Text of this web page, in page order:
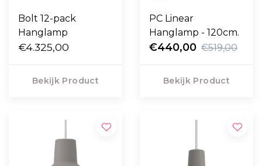
Bolt 12-pack
Hanglamp
€4.325,00
Bekijk Product
PC Linear
Hanglamp - 120cm.
€440,00 €519,00
Bekijk Product